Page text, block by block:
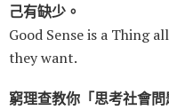
己有缺少。
Good Sense is a Thing
they want.
窮理查教你「思考社會問